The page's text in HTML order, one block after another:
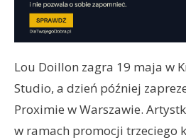
Lou Doillon zagra 19 maja w
Studio, a dzień później
Proximie w Warszawie.
w ramach promocji trzeciego